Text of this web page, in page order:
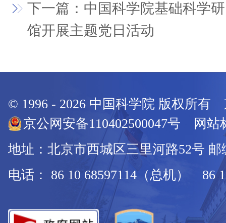
下一篇：中国科学院基础科学
馆开展主题党日活动
© 1996 - 2026 中国科学院 版权所有
京公网安备110402500047号 网站
地址：北京市西城区三里河路52号 邮
电话： 86 10 68597114（总机） 86